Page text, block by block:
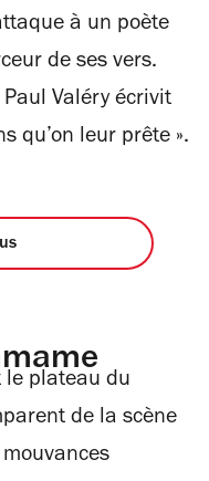
à un poète
de ses vers.
Valéry écrivit
qu’on leur prête ».
le plateau du
de la scène